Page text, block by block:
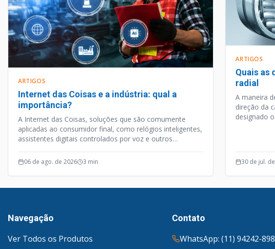
ARTIGOS
Internet das Coisas e a indústria: qual a
importância?
A Internet das Coisas, soluções que são comumente
aplicadas ao consumidor final, como relógios inteligentes,
assistentes digitais controlados por voz e outros
tecnológica que caminhou a passos largos nos últimos
anos.
06 de ago. de 2026 3 min
ARTIGOS
Quais as
radial
A maneira
direção da
designado
30 de jul.
Navegação
Ver Todos os Produtos
Contato
WhatsApp: (11) 94242-